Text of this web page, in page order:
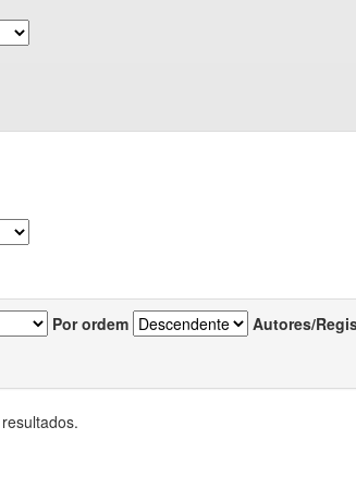
Por ordem Autores/